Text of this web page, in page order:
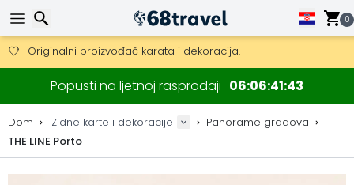
0
Besplatna dostava za narudžbe iznad 149 €.
30 dana za povrat, 90 dana za drvene karte i dekoracije.
Originalni proizvođač karata i dekoracija.
Popusti na ljetnoj rasprodaji 06 06 41 42
Dom Zidne karte i dekoracije
Panorame gradova
THE LINE Porto
Traži
Traži